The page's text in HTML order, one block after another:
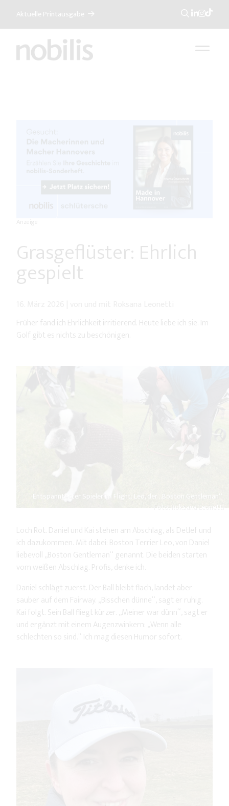
Aktuelle Printausgabe
Suche
Anzeige
Grasgeflüster: Ehrlich
gespielt
Früher fand ich Ehrlichkeit irritierend. Heute liebe ich sie. Im
Golf gibt es nichts zu beschönigen.
Entspanntester Spieler im Flight: Leo, der „Boston Gentleman“.
Foto: Roksana Leonetti
Loch Rot. Daniel und Kai stehen am Abschlag, als Detlef und
ich dazukommen. Mit dabei: Boston Terrier Leo, von Daniel
liebevoll „Boston Gentleman“ genannt. Die beiden starten
vom weißen Abschlag. Profis, denke ich.
Daniel schlägt zuerst. Der Ball bleibt flach, landet aber
sauber auf dem Fairway. „Bisschen dünne“, sagt er ruhig.
Kai folgt. Sein Ball fliegt kürzer. „Meiner war dünn“, sagt er
und ergänzt mit einem Augenzwinkern: „Wenn alle
schlechten so sind.“ Ich mag diesen Humor sofort.